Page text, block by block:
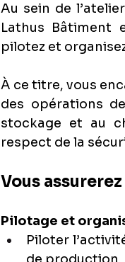
Au sein de
Lathus Bâtiment
pilotez et
À ce titre, vous
des opérations
stockage et au
respect de la
Vous
Pilotage et
Piloter